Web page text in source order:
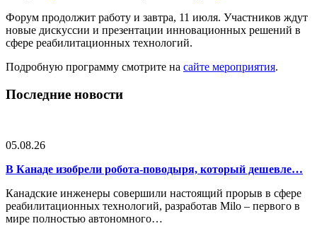
Форум продолжит работу и завтра, 11 июля. Участников ждут
новые дискуссии и презентации инновационных решений в
сфере реабилитационных технологий.
Подробную программу смотрите на сайте мероприятия.
Последние новости
05.08.26
В Канаде изобрели робота-поводыря, который дешевле…
Канадские инженеры совершили настоящий прорыв в сфере
реабилитационных технологий, разработав Milo – первого в
мире полностью автономного…